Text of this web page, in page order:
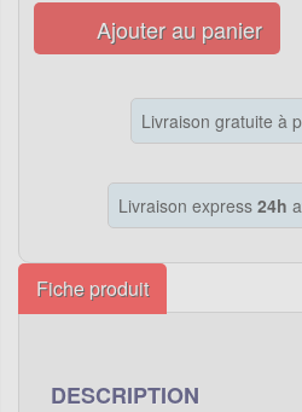
Ajouter au panier
Livraison gratuite à
Livraison express 24h
Fiche produit
DESCRIPTION